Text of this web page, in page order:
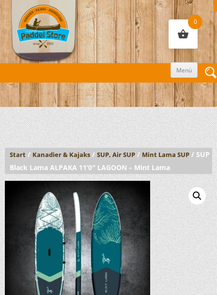
Menü
Zum
Inhalt
Start / Kanadier & Kajaks / SUP, Air SUP / Mint Lama SUP / SUP
Black Lama ALPAKA 11’0″ LAGOON – Mint Lama
0